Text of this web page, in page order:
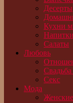
Десерты
Кухни
Напитки
Салаты
Любовь
Секс
Мода